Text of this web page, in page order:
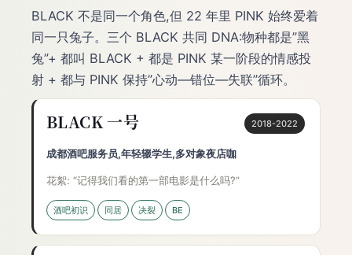
BLACK 不是同一个角色,但 22 年里 PINK 始终爱着
同一只兔子。三个 BLACK 共同 DNA:物种都是”黑
兔”+ 都叫 BLACK + 都是 PINK 某一阶段的情感投
射 + 都与 PINK 保持”心动—错位—失联”循环。
BLACK 一号 2018-2022
成都酒吧服务员,年轻辍学生,多对象夜店咖
花絮: “记得我们看的第一部电影是什么吗?”
酒吧初识 同居 决裂 BE